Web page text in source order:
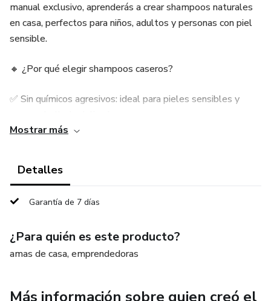
manual exclusivo, aprenderás a crear shampoos naturales
en casa, perfectos para niños, adultos y personas con piel
sensible.
🔸 ¿Por qué elegir shampoos caseros?
✅ Sin químicos agresivos: ideal para pieles sensibles y
✅ Ingredientes naturales que nutren y fortalecen
✅ Personalización para cada tipo de cabello
🔹 ¿Qué encontrarás en este manual?
Mostrar más
Detalles
Garantía de 7 días
¿Para quién es este producto?
amas de casa, emprendedoras
Más información sobre quien creó el